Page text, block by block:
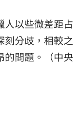
人以些微差距占
刻分歧，相較之
的問題。（中央